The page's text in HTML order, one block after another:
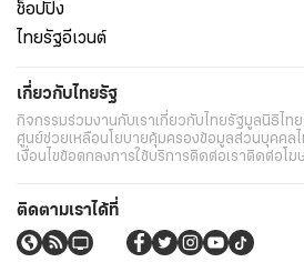
ช็อปปิ้ง
ไทยรัฐอีเวนต์
เกี่ยวกับไทยรัฐ
กิจกรรมร่วมงานกับเราเกี่ยวกับไทยรัฐมูลนิธิไท
ศูนย์ช่วยเหลือนโยบายคุ้มครองข้อมูลส่วนบุคคล
เงื่อนไขข้อตกลงการใช้บริการติดต่อเราติดต่อโฆ
ติดตามเราได้ที่